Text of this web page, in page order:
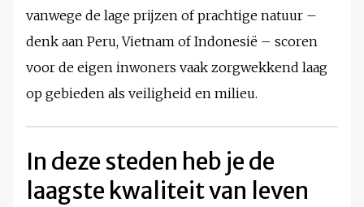
vanwege de lage prijzen of prachtige natuur –
denk aan Peru, Vietnam of Indonesië – scoren
voor de eigen inwoners vaak zorgwekkend laag
op gebieden als veiligheid en milieu.
In deze steden heb je de
laagste kwaliteit van leven